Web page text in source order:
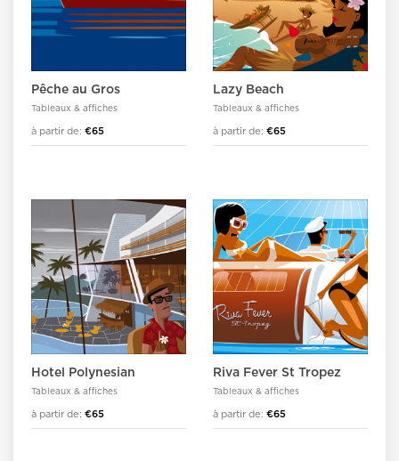
Pêche au Gros
Tableaux & affiches
à partir de: €65
Lazy Beach
Tableaux & affiches
à partir de: €65
Hotel Polynesian
Tableaux & affiches
à partir de: €65
Riva Fever St Tropez
Tableaux & affiches
à partir de: €65